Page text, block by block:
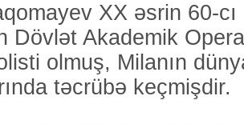
XX əsrin 60-
Dövlət Akademik
olmuş, Milanın
təcrübə keçmişdir.